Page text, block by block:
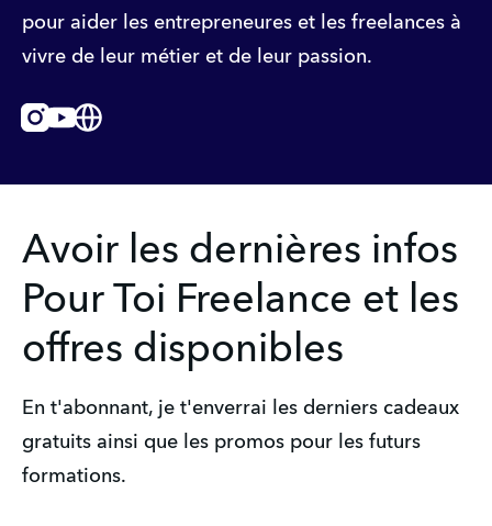
pour aider les entrepreneures et les freelances à
vivre de leur métier et de leur passion.
Instagram
Youtube
Website
Avoir les dernières infos
Pour Toi Freelance et les
offres disponibles
En t'abonnant, je t'enverrai les derniers cadeaux
gratuits ainsi que les promos pour les futurs
formations.